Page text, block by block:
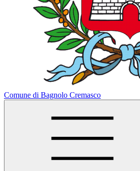
Comune di Bagnolo Cremasco